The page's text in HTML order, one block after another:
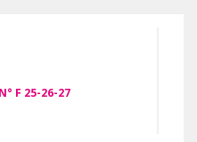
F 25-26-27